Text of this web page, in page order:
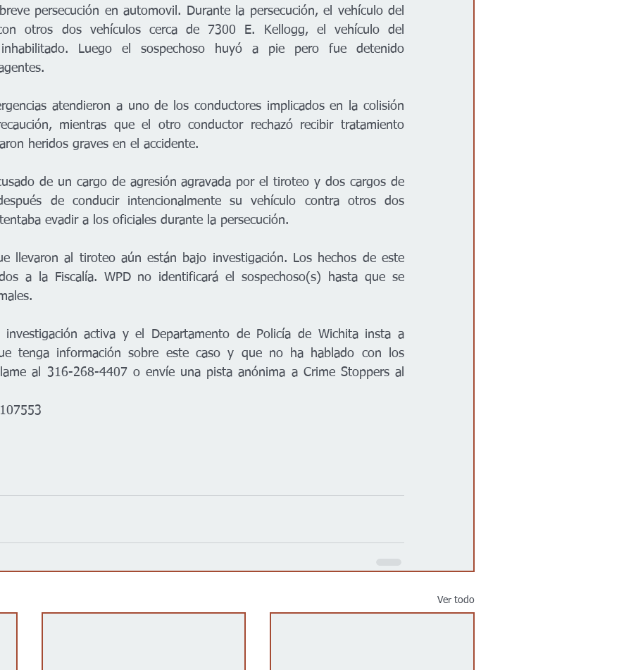
persecución en automovil. Durante la persecución, el vehículo del
otros dos vehículos cerca de 7300 E. Kellogg, el vehículo del
inhabilitado. Luego el sospechoso huyó a pie pero fue detenido
atendieron a uno de los conductores implicados en la colisión
mientras que el otro conductor rechazó recibir tratamiento
heridos graves en el accidente.
de un cargo de agresión agravada por el tiroteo y dos cargos de
de conducir intencionalmente su vehículo contra otros dos
evadir a los oficiales durante la persecución.
llevaron al tiroteo aún están bajo investigación. Los hechos de este
a la Fiscalía. WPD no identificará el sospechoso(s) hasta que se
investigación activa y el Departamento de Policía de Wichita insta a
tenga información sobre este caso y que no ha hablado con los
al 316-268-4407 o envíe una pista anónima a Crime Stoppers al
Ver todo